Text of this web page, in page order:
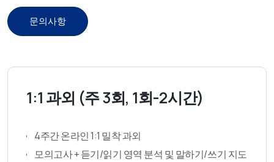
문의사항
1:1 과외 (주 3회, 1회-2시간)
4주간 온라인 1:1 밀착 과외
모의고사 + 듣기/읽기 영역 분석 및 말하기/쓰기 지도